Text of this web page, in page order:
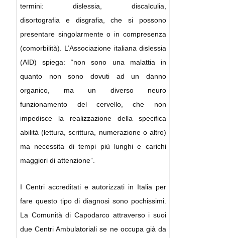
termini: dislessia, discalculia,
disortografia e disgrafia, che si possono
presentare singolarmente o in compresenza
(comorbilità). L’Associazione italiana dislessia
(AID) spiega: “non sono una malattia in
quanto non sono dovuti ad un danno
organico, ma un diverso neuro
funzionamento del cervello, che non
impedisce la realizzazione della specifica
abilità (lettura, scrittura, numerazione o altro)
ma necessita di tempi più lunghi e carichi
maggiori di attenzione”.
I Centri accreditati e autorizzati in Italia per
fare questo tipo di diagnosi sono pochissimi.
La Comunità di Capodarco attraverso i suoi
due Centri Ambulatoriali se ne occupa già da